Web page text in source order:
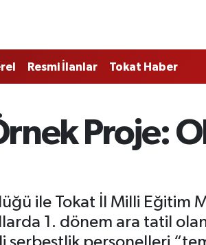
Resmi İlanlar Tokat Haber
Proje:
ile Tokat İl Milli
1. dönem ara tatil